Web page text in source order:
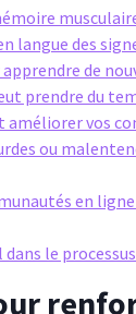
langue des
de
prendre du
améliorer vos
ou
en
le